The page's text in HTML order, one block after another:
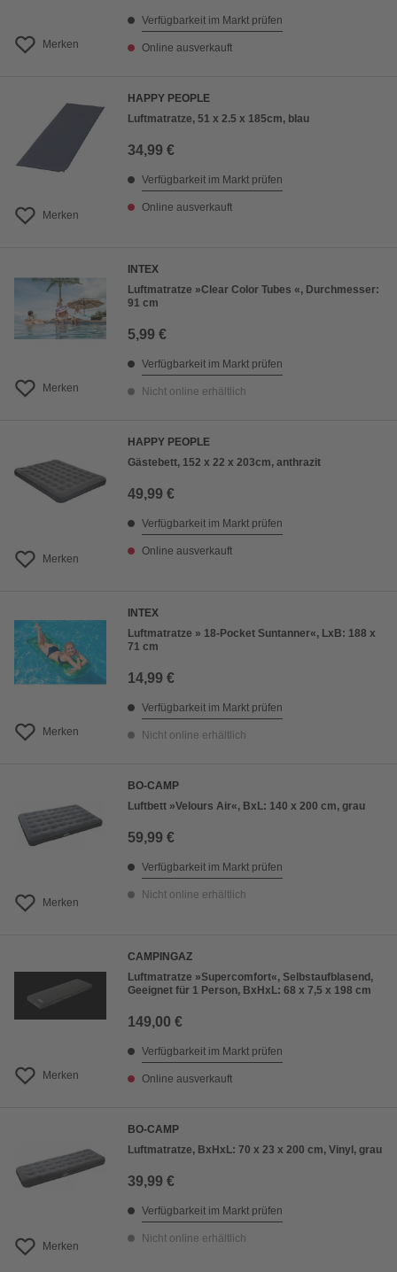
Merken
Verfügbarkeit im Markt prüfen
Online ausverkauft
Merken
HAPPY PEOPLE
Luftmatratze, 51 x 2.5 x 185cm, blau
34,99 €
Verfügbarkeit im Markt prüfen
Online ausverkauft
Merken
INTEX
Luftmatratze »Clear Color Tubes «, Durchmesser:
91 cm
5,99 €
Verfügbarkeit im Markt prüfen
Nicht online erhältlich
Merken
HAPPY PEOPLE
Gästebett, 152 x 22 x 203cm, anthrazit
49,99 €
Verfügbarkeit im Markt prüfen
Online ausverkauft
Merken
INTEX
Luftmatratze » 18-Pocket Suntanner«, LxB: 188 x
71 cm
14,99 €
Verfügbarkeit im Markt prüfen
Nicht online erhältlich
Merken
BO-CAMP
Luftbett »Velours Air«, BxL: 140 x 200 cm, grau
59,99 €
Verfügbarkeit im Markt prüfen
Nicht online erhältlich
Merken
CAMPINGAZ
Luftmatratze »Supercomfort«, Selbstaufblasend,
Geeignet für 1 Person, BxHxL: 68 x 7,5 x 198 cm
149,00 €
Verfügbarkeit im Markt prüfen
Online ausverkauft
Merken
BO-CAMP
Luftmatratze, BxHxL: 70 x 23 x 200 cm, Vinyl, grau
39,99 €
Verfügbarkeit im Markt prüfen
Nicht online erhältlich